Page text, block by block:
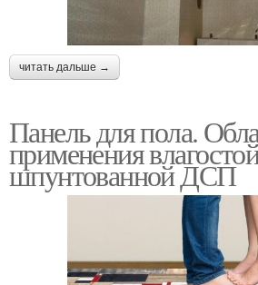
читать дальше →
Панель для пола.
применения
шпунтованной ДСП